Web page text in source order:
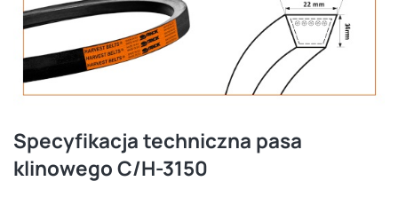
Specyfikacja techniczna pasa
klinowego C/H-3150